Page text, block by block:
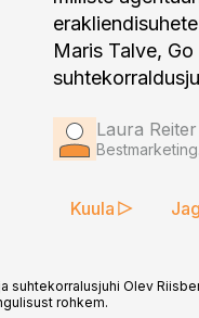
Maris Talve,
Laura Reiter
Kuula
suhtekorralusjuhi Olev
rohkem.